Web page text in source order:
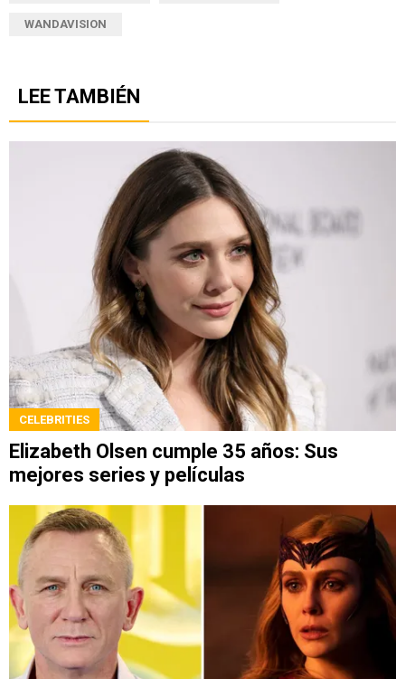
WANDAVISION
LEE TAMBIÉN
CELEBRITIES
Elizabeth Olsen cumple 35 años: Sus
mejores series y películas